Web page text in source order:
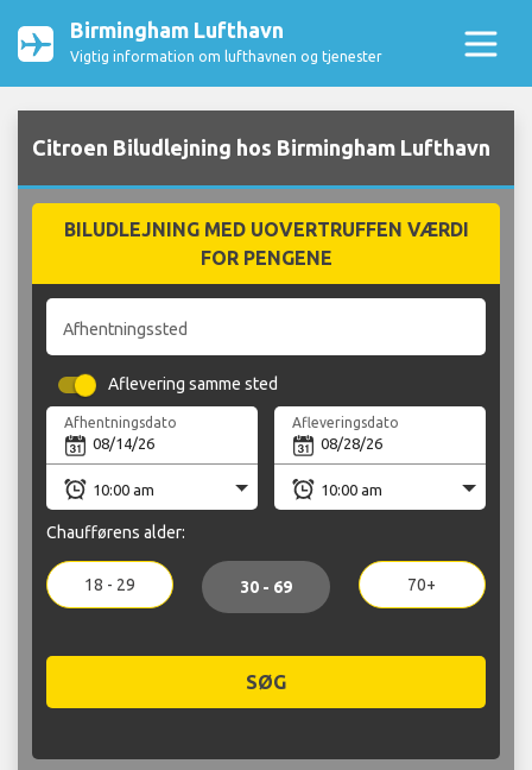
Birmingham Lufthavn
Vigtig information om lufthavnen og tjenester
Citroen Biludlejning hos Birmingham Lufthavn
BILUDLEJNING MED UOVERTRUFFEN VÆRDI
FOR PENGENE
Afhentningssted
Aflevering samme sted
Afhentningsdato Afleveringsdato
Chaufførens alder:
18 - 29 30 - 69 70+
SØG